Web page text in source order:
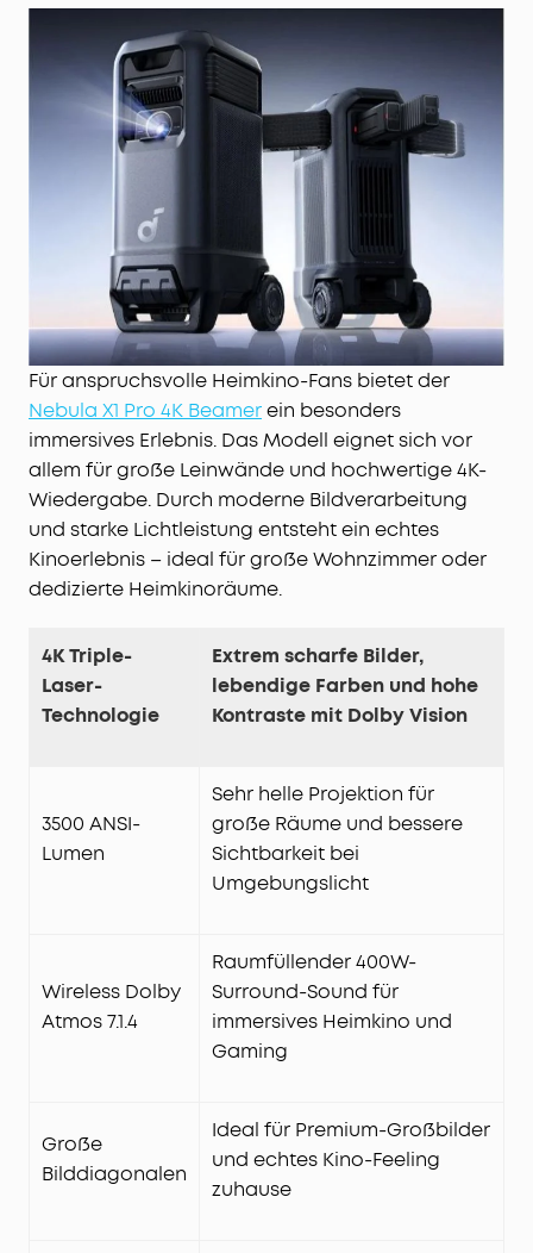
dunklen Szenen.
Perfekter Klang von jedem Platz:
verschiebst du deinen Sweet Spot einfach
dorthin, wo du sitzt – für optimalen Raumklang
und gleichbleibende Soundqualität.
Mobiles All-in-One Heimkino:4K-Projektor,
in einem Setup. Mit Rollen und Teleskopgriff
nimmst du dein Kino einfach überallhin mit.
Sofort startklar, ganz automatisch: Autofokus,
Trapezkorrektur, Bildanpassung,
Hinderniserkennung, Zoom, 25°-Micro-Gimbal
sowie Wand- und Umgebungsfarbanpassung
liefern dir in Sekunden das perfekte Bild.
Für anspruchsvolle Heimkino-Fans bietet der
Nebula X1 Pro 4K Beamerein besonders
immersives Erlebnis. Das Modell eignet sich vor
allem für große Leinwände und hochwertige 4K-
Wiedergabe. Durch moderne Bildverarbeitung
und starke Lichtleistung entsteht ein echtes
Kinoerlebnis – ideal für große Wohnzimmer oder
dedizierte Heimkinoräume.
4K Triple-
Laser-
Technologie
Extrem scharfe Bilder,
lebendige Farben und hohe
Kontraste mit Dolby Vision
3500 ANSI-
Lumen
Sehr helle Projektion für
große Räume und bessere
Sichtbarkeit bei
Umgebungslicht
Wireless Dolby
Atmos 7.1.4
Raumfüllender 400W-
Surround-Sound für
immersives Heimkino und
Gaming
Große
Bilddiagonalen
Ideal für Premium-Großbilder
und echtes Kino-Feeling
zuhause